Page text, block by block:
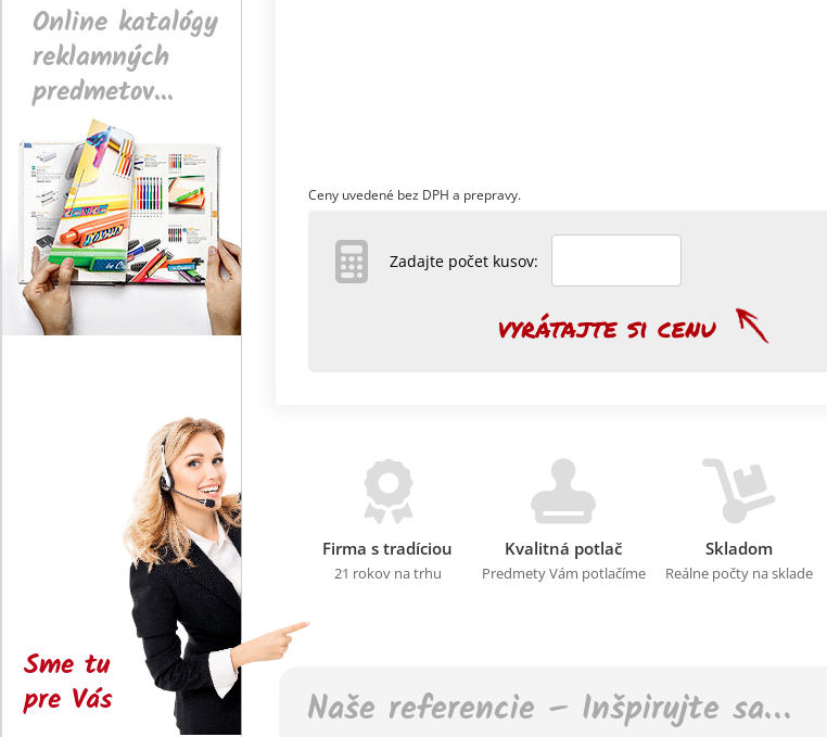
Online katalógy
reklamných
predmetov...
Sme tu
pre Vás
Ceny uvedené bez DPH a prepravy.
Zadajte počet kusov:
Firma s tradíciou
21 rokov na trhu
Kvalitná potlač
Predmety Vám potlačíme
Skladom
Reálne počty na sklade
Naše referencie – Inšpirujte sa…